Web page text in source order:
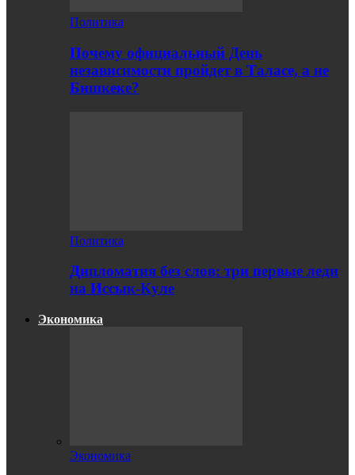
Политика
Почему официальный День
независимости пройдет в Таласе, а не
Бишкеке?
Политика
Дипломатия без слов: три первые леди
на Иссык-Куле
Экономика
Экономика